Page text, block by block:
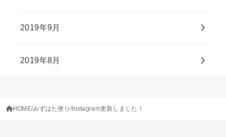
2019年9月
2019年8月
HOME みずはた便り Instagram更新しました！